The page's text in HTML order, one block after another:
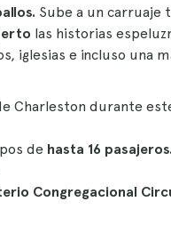
Sube a un carruaje
las historias
iglesias e incluso una
Charleston durante
de hasta 16 pasajeros.
Congregacional